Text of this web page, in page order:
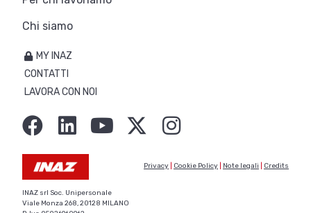
Chi siamo
MY INAZ
CONTATTI
LAVORA CON NOI
Privacy Cookie Policy Note legali Credits
INAZ srl Soc. Unipersonale
Viale Monza 268, 20128 MILANO